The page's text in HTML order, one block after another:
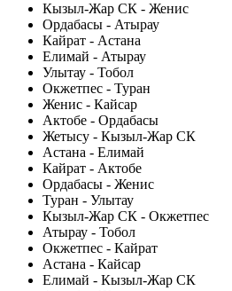
Кызыл-Жар СК - Женис
Ордабасы - Атырау
Кайрат - Астана
Елимай - Атырау
Улытау - Тобол
Окжетпес - Туран
Женис - Кайсар
Актобе - Ордабасы
Жетысу - Кызыл-Жар СК
Астана - Елимай
Кайрат - Актобе
Ордабасы - Женис
Туран - Улытау
Кызыл-Жар СК - Окжетпес
Атырау - Тобол
Окжетпес - Кайрат
Астана - Кайсар
Елимай - Кызыл-Жар СК